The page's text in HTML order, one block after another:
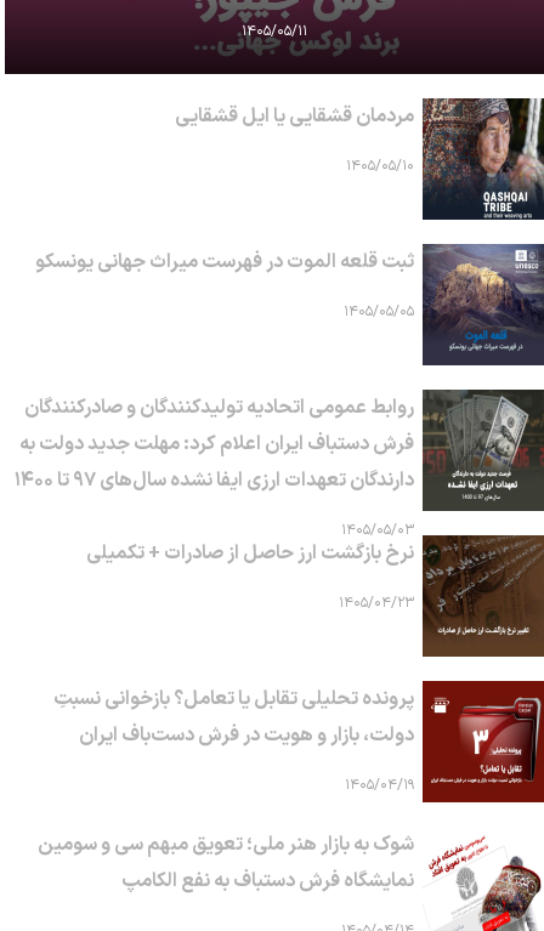
۱۴۰۵/۰۵/۱۱
مردمان قشقایی یا ایل قشقایی
۱۴۰۵/۰۵/۱۰
ثبت قلعه الموت در فهرست میراث جهانی یونسکو
۱۴۰۵/۰۵/۰۵
روابط عمومی اتحادیه تولیدکنندگان و صادرکنندگان
فرش دستباف ایران اعلام کرد: مهلت جدید دولت به
دارندگان تعهدات ارزی ایفا نشده سال‌های ۹۷ تا ۱۴۰۰
۱۴۰۵/۰۵/۰۳
نرخ بازگشت ارز حاصل از صادرات + تکمیلی
۱۴۰۵/۰۴/۲۳
پرونده تحلیلی تقابل یا تعامل؟ بازخوانی نسبتِ
دولت، بازار و هویت در فرش دست‌باف ایران
۱۴۰۵/۰۴/۱۹
شوک به بازار هنر ملی؛ تعویق مبهم سی و سومین
نمایشگاه فرش دستباف به نفع الکامپ